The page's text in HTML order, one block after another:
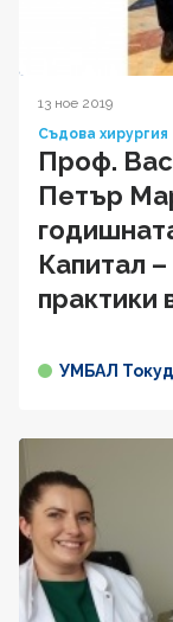
13 ное 2019
Съдова хирургия
Проф.
Петър
Капитал
практики
УМБАЛ